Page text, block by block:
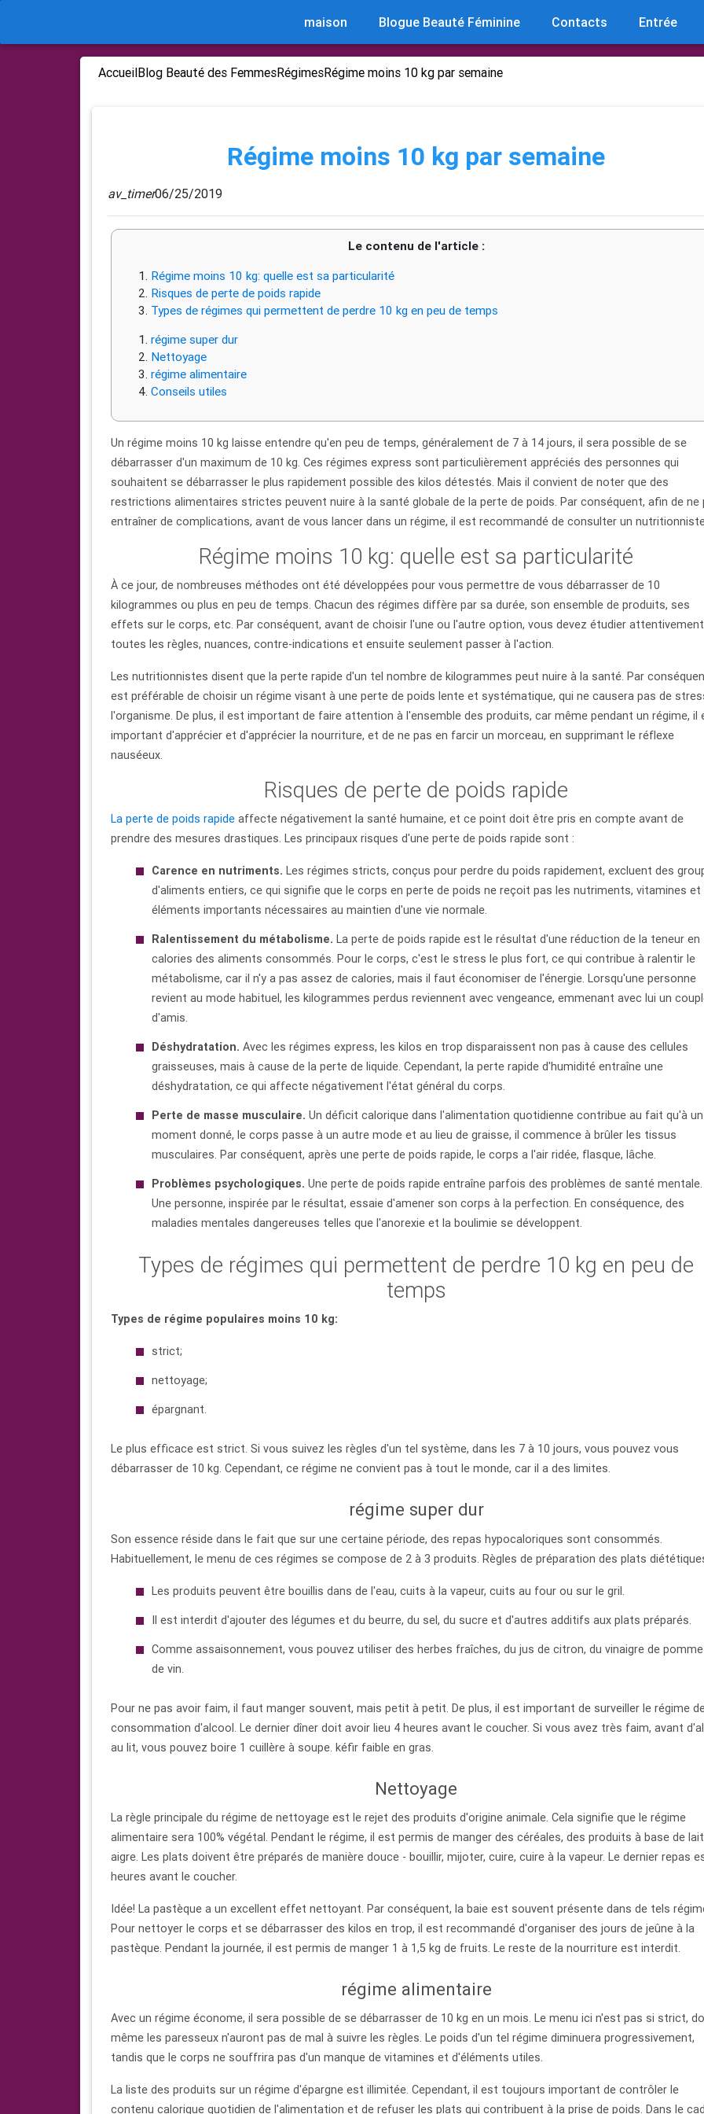
maison Blogue Beauté Féminine Contacts Entrée
AccueilBlog Beauté des FemmesRégimesRégime moins 10 kg par semaine
Régime moins 10 kg par semaine
av_timer06/25/2019
Le contenu de l'article :
Régime moins 10 kg: quelle est sa particularité
Risques de perte de poids rapide
Types de régimes qui permettent de perdre 10 kg en peu de temps
régime super dur
Nettoyage
régime alimentaire
Conseils utiles
Un régime moins 10 kg laisse entendre qu'en peu de temps, généralement de 7 à 14 jours, il sera possible de se
débarrasser d'un maximum de 10 kg. Ces régimes express sont particulièrement appréciés des personnes qui
souhaitent se débarrasser le plus rapidement possible des kilos détestés. Mais il convient de noter que des
restrictions alimentaires strictes peuvent nuire à la santé globale de la perte de poids. Par conséquent, afin de ne
entraîner de complications, avant de vous lancer dans un régime, il est recommandé de consulter un
Régime moins 10 kg: quelle est sa particularité
À ce jour, de nombreuses méthodes ont été développées pour vous permettre de vous débarrasser de 10
kilogrammes ou plus en peu de temps. Chacun des régimes diffère par sa durée, son ensemble de produits, ses
effets sur le corps, etc. Par conséquent, avant de choisir l'une ou l'autre option, vous devez étudier attentivement
toutes les règles, nuances, contre-indications et ensuite seulement passer à l'action.
Les nutritionnistes disent que la perte rapide d'un tel nombre de kilogrammes peut nuire à la santé. Par
est préférable de choisir un régime visant à une perte de poids lente et systématique, qui ne causera pas de
l'organisme. De plus, il est important de faire attention à l'ensemble des produits, car même pendant un régime, il
important d'apprécier et d'apprécier la nourriture, et de ne pas en farcir un morceau, en supprimant le réflexe
nauséeux.
Risques de perte de poids rapide
La perte de poids rapide affecte négativement la santé humaine, et ce point doit être pris en compte avant de
prendre des mesures drastiques. Les principaux risques d'une perte de poids rapide sont :
Carence en nutriments. Les régimes stricts, conçus pour perdre du poids rapidement, excluent des
d'aliments entiers, ce qui signifie que le corps en perte de poids ne reçoit pas les nutriments, vitamines et
éléments importants nécessaires au maintien d'une vie normale.
Ralentissement du métabolisme. La perte de poids rapide est le résultat d'une réduction de la teneur en
calories des aliments consommés. Pour le corps, c'est le stress le plus fort, ce qui contribue à ralentir le
métabolisme, car il n'y a pas assez de calories, mais il faut économiser de l'énergie. Lorsqu'une personne
revient au mode habituel, les kilogrammes perdus reviennent avec vengeance, emmenant avec lui un
d'amis.
Déshydratation. Avec les régimes express, les kilos en trop disparaissent non pas à cause des cellules
graisseuses, mais à cause de la perte de liquide. Cependant, la perte rapide d'humidité entraîne une
déshydratation, ce qui affecte négativement l'état général du corps.
Perte de masse musculaire. Un déficit calorique dans l'alimentation quotidienne contribue au fait qu'à un
moment donné, le corps passe à un autre mode et au lieu de graisse, il commence à brûler les tissus
musculaires. Par conséquent, après une perte de poids rapide, le corps a l'air ridée, flasque, lâche.
Problèmes psychologiques. Une perte de poids rapide entraîne parfois des problèmes de santé mentale.
Une personne, inspirée par le résultat, essaie d'amener son corps à la perfection. En conséquence, des
maladies mentales dangereuses telles que l'anorexie et la boulimie se développent.
Types de régimes qui permettent de perdre 10 kg en peu de
temps
Types de régime populaires moins 10 kg:
strict;
nettoyage;
épargnant.
Le plus efficace est strict. Si vous suivez les règles d'un tel système, dans les 7 à 10 jours, vous pouvez vous
débarrasser de 10 kg. Cependant, ce régime ne convient pas à tout le monde, car il a des limites.
régime super dur
Son essence réside dans le fait que sur une certaine période, des repas hypocaloriques sont consommés.
Habituellement, le menu de ces régimes se compose de 2 à 3 produits. Règles de préparation des plats
Les produits peuvent être bouillis dans de l'eau, cuits à la vapeur, cuits au four ou sur le gril.
Il est interdit d'ajouter des légumes et du beurre, du sel, du sucre et d'autres additifs aux plats préparés.
Comme assaisonnement, vous pouvez utiliser des herbes fraîches, du jus de citron, du vinaigre de
de vin.
Pour ne pas avoir faim, il faut manger souvent, mais petit à petit. De plus, il est important de surveiller le régime
consommation d'alcool. Le dernier dîner doit avoir lieu 4 heures avant le coucher. Si vous avez très faim, avant
au lit, vous pouvez boire 1 cuillère à soupe. kéfir faible en gras.
Nettoyage
La règle principale du régime de nettoyage est le rejet des produits d'origine animale. Cela signifie que le régime
alimentaire sera 100% végétal. Pendant le régime, il est permis de manger des céréales, des produits à base de lait
aigre. Les plats doivent être préparés de manière douce - bouillir, mijoter, cuire, cuire à la vapeur. Le dernier repas
heures avant le coucher.
Idée! La pastèque a un excellent effet nettoyant. Par conséquent, la baie est souvent présente dans de tels
Pour nettoyer le corps et se débarrasser des kilos en trop, il est recommandé d'organiser des jours de jeûne à la
pastèque. Pendant la journée, il est permis de manger 1 à 1,5 kg de fruits. Le reste de la nourriture est interdit.
régime alimentaire
Avec un régime économe, il sera possible de se débarrasser de 10 kg en un mois. Le menu ici n'est pas si strict,
même les paresseux n'auront pas de mal à suivre les règles. Le poids d'un tel régime diminuera progressivement,
tandis que le corps ne souffrira pas d'un manque de vitamines et d'éléments utiles.
La liste des produits sur un régime d'épargne est illimitée. Cependant, il est toujours important de contrôler le
contenu calorique quotidien de l'alimentation et de refuser les plats qui contribuent à la prise de poids. Dans le